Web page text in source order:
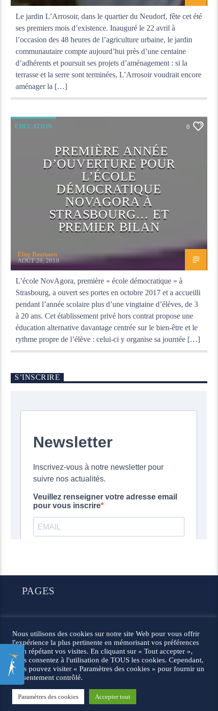
Le jardin L’Arrosoir, dans le quartier du Neudorf, fête cet été
ses premiers mois d’existence. Inauguré le 22 avril à
l’occasion des 48 heures de l’agriculture urbaine, le jardin
communautaire compte aujourd’hui près d’une centaine
d’adhérents et poursuit ses projets d’aménagement : si la
terrasse et la serre sont terminées, L’Arrosoir voudrait encore
aménager la […]
ÉDUCATION 0
PREMIÈRE ANNÉE
D’OUVERTURE POUR
L’ÉCOLE
DÉMOCRATIQUE
NOVAGORA À
STRASBOURG… ET
PREMIER BILAN
Elise Baumann
AOÛT 28, 2018
L’école NovAgora, première « école démocratique » à
Strasbourg, a ouvert ses portes en octobre 2017 et a accueilli
pendant l’année scolaire plus d’une vingtaine d’élèves, de 3
à 20 ans. Cet établissement privé hors contrat propose une
éducation alternative davantage centrée sur le bien-être et le
rythme propre de l’élève : celui-ci y organise sa journée […]
S’INSCRIRE
PAGES
© 2026 Les défricheurs |Mentions légales
Nous utilisons des cookies sur notre site Web pour vous offrir
l'expérience la plus pertinente en mémorisant vos préférences
et en répétant vos visites. En cliquant sur « Tout accepter »,
vous consentez à l'utilisation de TOUS les cookies. Cependant,
vous pouvez visiter « Paramètres des cookies » pour fournir un
consentement contrôlé.
Paramètres des cookies Accepter tout